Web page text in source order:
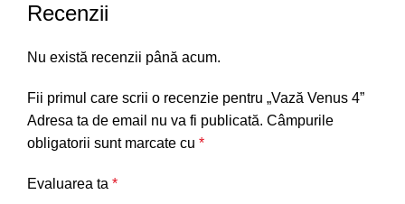
Recenzii
Nu există recenzii până acum.
Fii primul care scrii o recenzie pentru „Vază Venus 4”
Adresa ta de email nu va fi publicată. Câmpurile
obligatorii sunt marcate cu *
Evaluarea ta *